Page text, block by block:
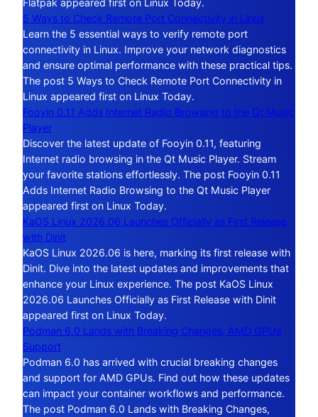
5 Ways to Check Remote Port Connectivity in Linux
Learn the 5 essential ways to verify remote port
connectivity in Linux. Improve your network diagnostics
and ensure optimal performance with these practical tips.
The post 5 Ways to Check Remote Port Connectivity in
Linux appeared first on Linux Today.
Fooyin 0.11 Adds Internet Radio Browsing to the Qt Music
Player
Discover the latest update of Fooyin 0.11, featuring
Internet radio browsing in the Qt Music Player. Stream
your favorite stations effortlessly. The post Fooyin 0.11
Adds Internet Radio Browsing to the Qt Music Player
appeared first on Linux Today.
KaOS Linux 2026.06 Launches Officially as First Release
with Dinit
KaOS Linux 2026.06 is here, marking its first release with
Dinit. Dive into the latest updates and improvements that
enhance your Linux experience. The post KaOS Linux
2026.06 Launches Officially as First Release with Dinit
appeared first on Linux Today.
Podman 6.0 Lands with Breaking Changes, AMD GPUs
Support
Podman 6.0 has arrived with crucial breaking changes
and support for AMD GPUs. Find out how these updates
can impact your container workflows and performance.
The post Podman 6.0 Lands with Breaking Changes,